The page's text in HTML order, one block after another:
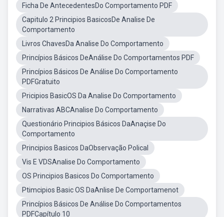
Ficha De AntecedentesDo Comportamento PDF
Capitulo 2 Principios BasicosDe Analise De
Comportamento
Livros ChavesDa Analise Do Comportamento
Princípios Básicos DeAnálise Do Comportamentos PDF
Princípios Básicos De Análise Do Comportamento
PDFGratuito
Pricipios BasicOS Da Analise Do Comportamento
Narrativas ABCAnalise Do Comportamento
Questionário Principios Básicos DaAnaçise Do
Comportamento
Principios Basicos DaObservação Polical
Vis E VDSAnalise Do Comportamento
OS Principios Basicos Do Comportamento
Ptimcipios Basic OS DaAnlise De Comportamenot
Princípios Básicos De Análise Do Comportamentos
PDFCapítulo 10